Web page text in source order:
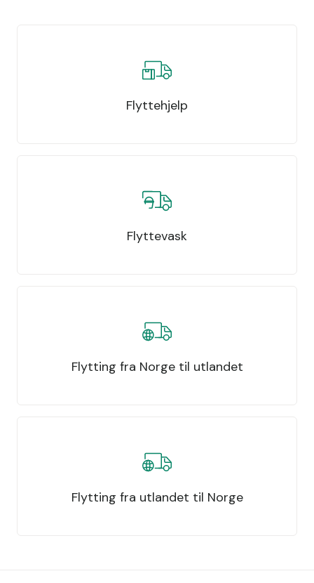
Flyttehjelp
Flyttevask
Flytting fra Norge til utlandet
Flytting fra utlandet til Norge